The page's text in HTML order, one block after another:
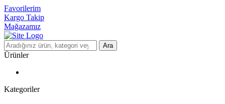
Favorilerim
Kargo Takip
Mağazamız
Ara
Ürünler
Kategoriler